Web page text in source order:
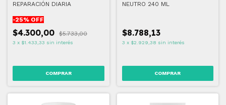
REPARACIÓN DIARIA
-25% OFF
$4.300,00 $5.733,00
3 x $1.433,33 sin interés
NEUTRO 240 ML
$8.788,13
3 x $2.929,38 sin interés